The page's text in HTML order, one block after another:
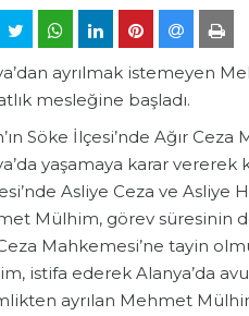
ayrılmak istemeyen
mesleğine başladı.
Söke İlçesi’nde Ağır
yaşamaya karar vererek
Asliye Ceza ve
Mülhim, görev süresinin
Mahkemesi’ne tayin
istifa ederek Alanya’da
ayrılan Mehmet